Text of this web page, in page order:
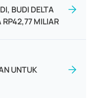
BUDI DELTA
MILIAR
UNTUK